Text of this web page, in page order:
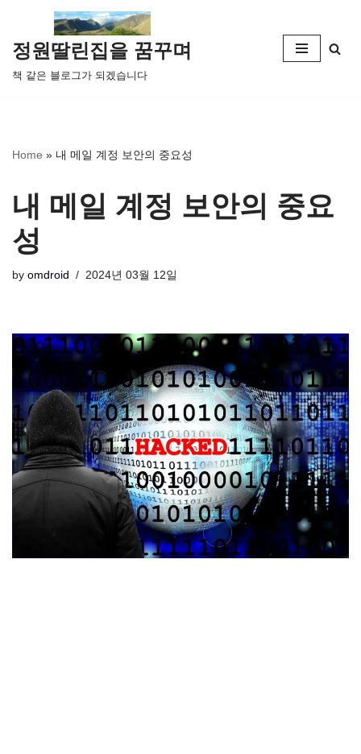
콘
텐
츠
뛰
정원딸린집을 꿈꾸며
책 같은 블로그가 되겠습니다
Home » 내 메일 계정 보안의 중요성
내 메일 계정 보안의 중요
성
by omdroid 2024년 03월 12일